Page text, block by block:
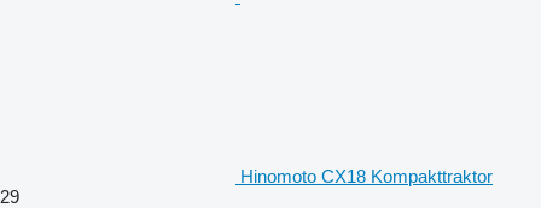
Hinomoto CX18 Kompakttraktor
29